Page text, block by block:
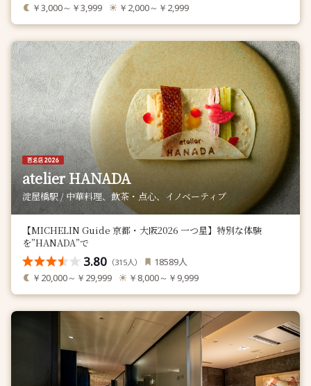
￥3,000～￥3,999 ￥2,000～￥2,999
atelier HANADA
淀屋橋駅 / 中華料理、飲茶・点心、イノベーティブ
【MICHELIN Guide 京都・大阪2026 一つ星】特別な体験
を”HANADA”で
3.80 （315人） 18589人
￥20,000～￥29,999 ￥8,000～￥9,999